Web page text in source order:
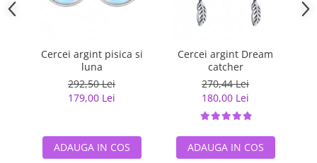
Cercei argint pisica si
luna
292,50 Lei
179,00 Lei
ADAUGA IN COS
Cercei argint Dream
catcher
270,44 Lei
180,00 Lei
ADAUGA IN COS